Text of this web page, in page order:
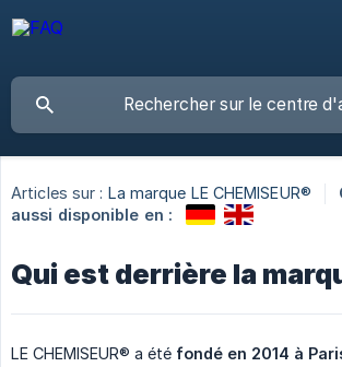
Articles sur : La marque LE CHEMISEUR®
aussi disponible en :
Qui est derrière la
LE CHEMISEUR® a été fondé en 2014 à